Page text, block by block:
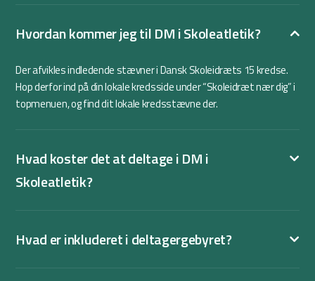
Hvordan kommer jeg til DM i Skoleatletik?
Der afvikles indledende stævner i Dansk Skoleidræts 15 kredse.
Hop derfor ind på din lokale kredsside under “Skoleidræt nær dig” i
topmenuen, og find dit lokale kredsstævne der.
Hvad koster det at deltage i DM i
Skoleatletik?
Hvad er inkluderet i deltagergebyret?